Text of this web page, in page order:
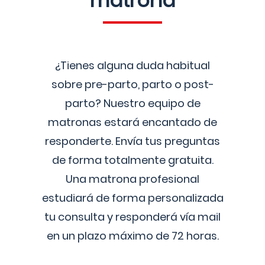
¿Tienes alguna duda habitual
sobre pre-parto, parto o post-
parto? Nuestro equipo de
matronas estará encantado de
responderte. Envía tus preguntas
de forma totalmente gratuita.
Una matrona profesional
estudiará de forma personalizada
tu consulta y responderá vía mail
en un plazo máximo de 72 horas.